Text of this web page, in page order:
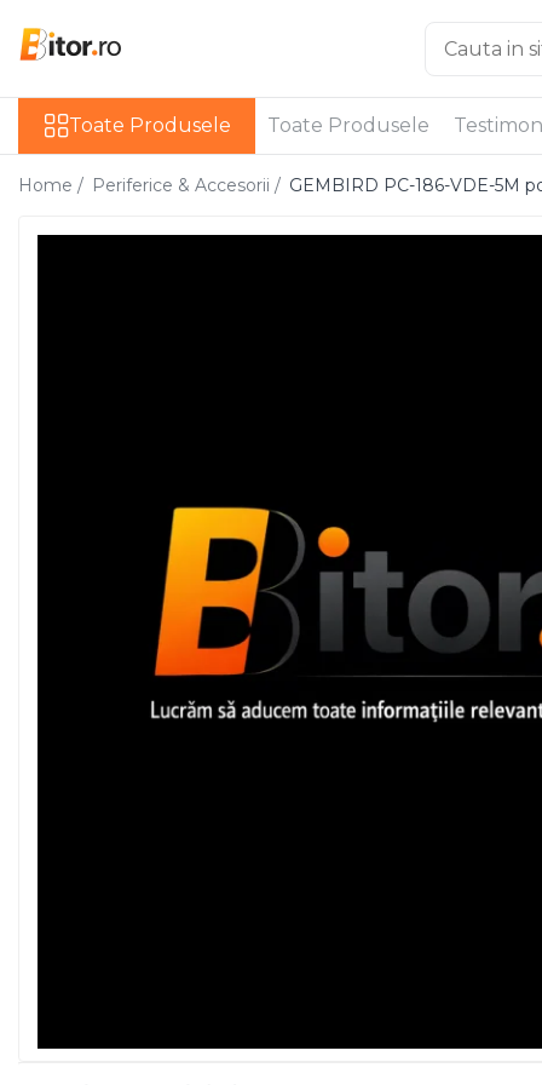
Laptop , PC, Tablete
Laptop-uri
Laptop-uri Gaming
Laptop-uri Home
Tablete - Windows
Imprimante, Scannere,
Imprimante & Multifuncționale
Imprimanta Laser Mono
Toate Produsele Toate Produsele
Home / Periferice & Accesorii / GEMBIRD PC-186-VDE-5M